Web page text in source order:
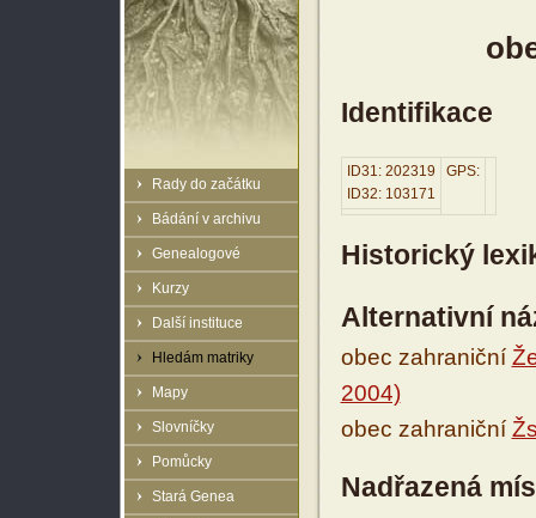
Rady do začátku
Bádání v archivu
Genealogové
Kurzy
Další instituce
Hledám matriky
Mapy
Slovníčky
Pomůcky
Stará Genea
Identifikace
ID31: 202319
ID32: 103171
GPS:
Historický
Alternativní
obec zahraniční
2004)
obec zahraniční
Nadřazená